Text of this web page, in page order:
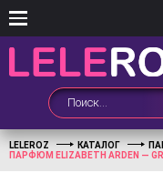
LELEROZ КАТАЛОГ
ПАРФЮМ ELIZABETH ARDEN —